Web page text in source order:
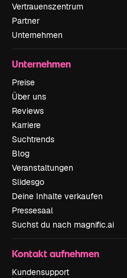
Vertrauenszentrum
Partner
Unternehmen
Unternehmen
Preise
Über uns
Reviews
Karriere
Suchtrends
Blog
Veranstaltungen
Slidesgo
Deine Inhalte verkaufen
Pressesaal
Suchst du nach magnific.ai
Kontakt aufnehmen
Kundensupport